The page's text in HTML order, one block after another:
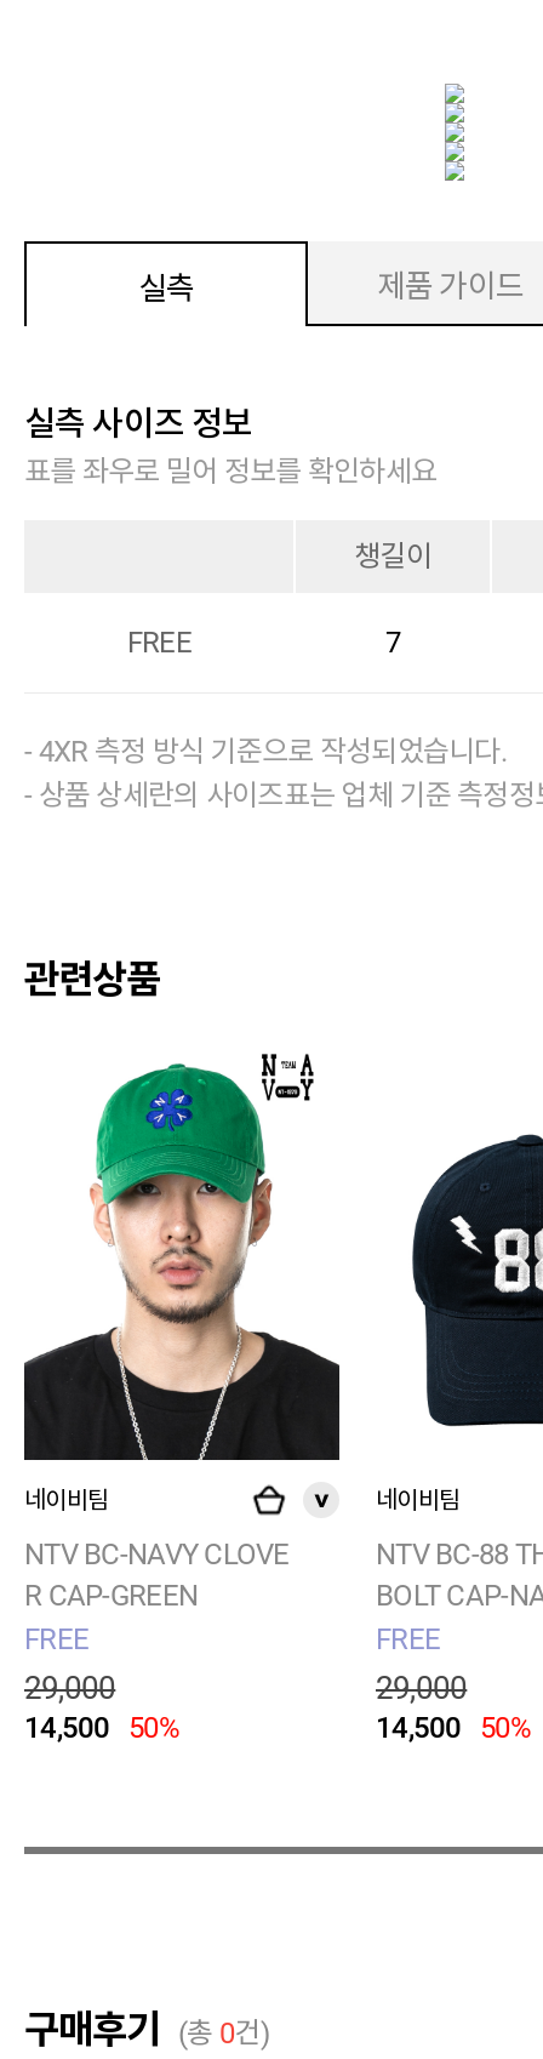
실측 제품 가이드
실측 사이즈 정보
표를 좌우로 밀어 정보를 확인하세요
챙길이
FREE 7
- 4XR 측정 방식 기준으로 작성되었습니다.
- 상품 상세란의 사이즈표는 업체 기준 측정정
관련상품
네이비팀
NTV BC-NAVY CLOVE
R CAP-GREEN
FREE
29,000
14,500 50%
네이비팀
NTV BC-88
BOLT CAP-
FREE
29,000
14,500 50%
구매후기 (총 0건)